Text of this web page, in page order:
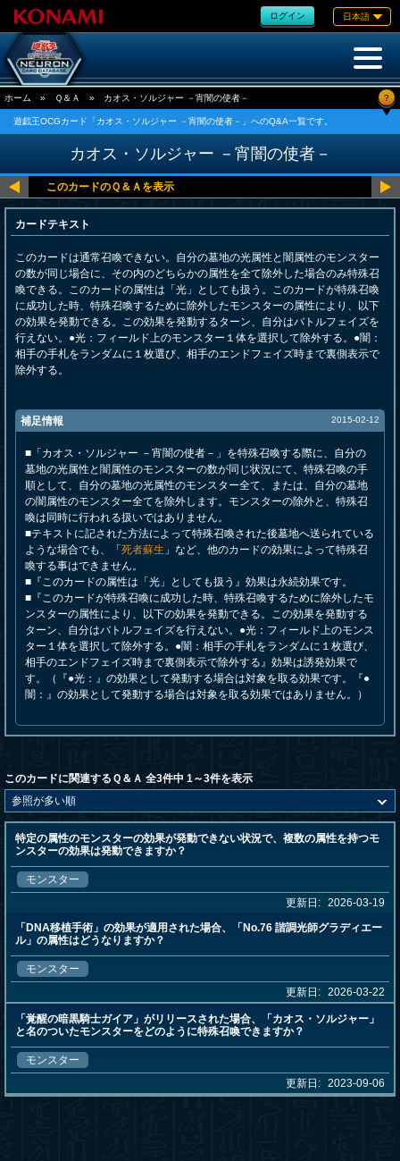
ログイン 日本語
ホーム » Ｑ＆Ａ » カオス・ソルジャー －宵闇の使者－ ?
遊戯王OCGカード「カオス・ソルジャー －宵闇の使者－」へのQ&A一覧です。
カオス・ソルジャー －宵闇の使者－
カードテキスト
このカードは通常召喚できない。自分の墓地の光属性と闇属性のモンスター
の数が同じ場合に、その内のどちらかの属性を全て除外した場合のみ特殊召
喚できる。このカードの属性は「光」としても扱う。このカードが特殊召喚
に成功した時、特殊召喚するために除外したモンスターの属性により、以下
の効果を発動できる。この効果を発動するターン、自分はバトルフェイズを
行えない。●光：フィールド上のモンスター１体を選択して除外する。●闇：
相手の手札をランダムに１枚選び、相手のエンドフェイズ時まで裏側表示で
除外する。
補足情報 2015-02-12
■「カオス・ソルジャー －宵闇の使者－」を特殊召喚する際に、自分の
墓地の光属性と闇属性のモンスターの数が同じ状況にて、特殊召喚の手
順として、自分の墓地の光属性のモンスター全て、または、自分の墓地
の闇属性のモンスター全てを除外します。モンスターの除外と、特殊召
喚は同時に行われる扱いではありません。
■テキストに記された方法によって特殊召喚された後墓地へ送られている
ような場合でも、「 死者蘇生 」など、他のカードの効果によって特殊召
喚する事はできません。
■『このカードの属性は「光」としても扱う』効果は永続効果です。
■『このカードが特殊召喚に成功した時、特殊召喚するために除外したモ
ンスターの属性により、以下の効果を発動できる。この効果を発動する
ターン、自分はバトルフェイズを行えない。●光：フィールド上のモンス
ター１体を選択して除外する。●闇：相手の手札をランダムに１枚選び、
相手のエンドフェイズ時まで裏側表示で除外する』効果は誘発効果で
す。（『●光：』の効果として発動する場合は対象を取る効果です。『●
闇：』の効果として発動する場合は対象を取る効果ではありません。）
このカードに関連するＱ＆Ａ 全3件中 1～3件を表示
特定の属性のモンスターの効果が発動できない状況で、複数の属性を持つモ
ンスターの効果は発動できますか？
モンスター
更新日: 2026-03-19
「DNA移植手術」の効果が適用された場合、「No.76 諧調光師グラディエー
ル」の属性はどうなりますか？
モンスター
更新日: 2026-03-22
「覚醒の暗黒騎士ガイア」がリリースされた場合、「カオス・ソルジャー」
と名のついたモンスターをどのように特殊召喚できますか？
モンスター
更新日: 2023-09-06